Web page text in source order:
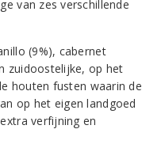
van zes verschillende
(9%), cabernet
zuidoostelijke, op het
houten fusten waarin de
op het eigen landgoed
verfijning en